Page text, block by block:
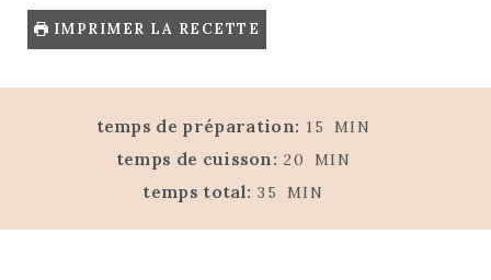
IMPRIMER LA RECETTE
temps de préparation: 15 M
I
T
MIN
temps de cuisson: 20 M
I
MIN
temps total: 35 M
MIN